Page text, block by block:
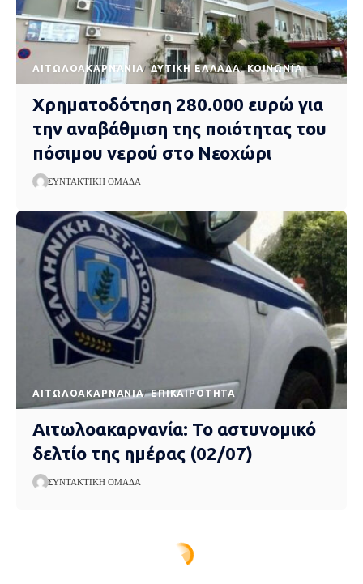
AΙΤΩΛΟΑΚΑΡΝΑΝΊΑ ΔΥΤΙΚΉ ΕΛΛΆΔΑ ΚΟΙΝΩΝΊΑ
Χρηματοδότηση 280.000 ευρώ για
την αναβάθμιση της ποιότητας του
πόσιμου νερού στο Νεοχώρι
ΣΥΝΤΑΚΤΙΚΉ ΟΜΆΔΑ
AΙΤΩΛΟΑΚΑΡΝΑΝΊΑ EΠΙΚΑΙΡΌΤΗΤΑ
Αιτωλοακαρνανία: Το αστυνομικό
δελτίο της ημέρας (02/07)
ΣΥΝΤΑΚΤΙΚΉ ΟΜΆΔΑ